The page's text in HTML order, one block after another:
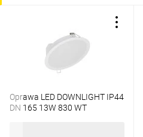
Oprawa LED DOWNLIGHT IP44
DN 165 13W 830 WT